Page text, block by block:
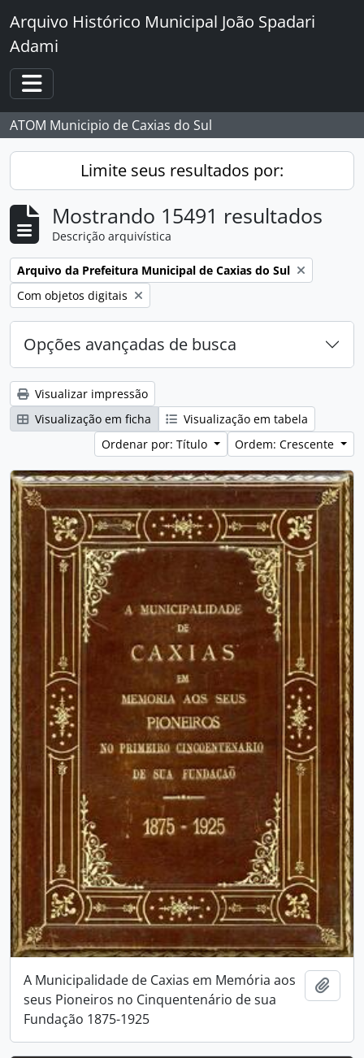
Skip to main content
Arquivo Histórico Municipal João Spadari
Adami
Toggle navigation
ATOM Municipio de Caxias do Sul
Limite seus resultados por:
Mostrando 15491 resultados
Descrição arquivística
Remover filtro:
Arquivo da Prefeitura Municipal de Caxias do Sul
Remover filtro:
Com objetos digitais
Opções avançadas de busca
Visualizar impressão
Visualização em ficha
Visualização em tabela
Ordenar por: Título
Ordem: Crescente
A Municipalidade de Caxias em Memória aos
seus Pioneiros no Cinquentenário de sua
Fundação 1875-1925